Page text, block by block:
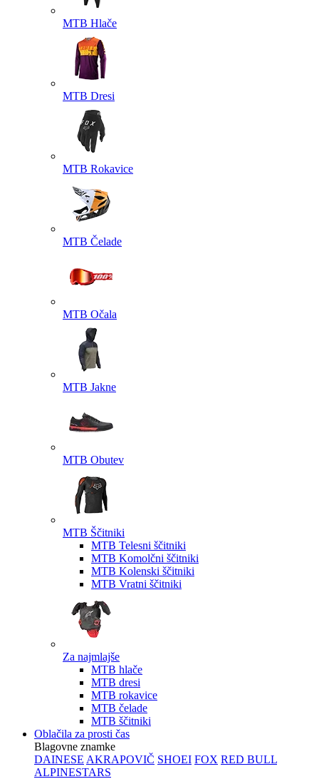
MTB Hlače
MTB Dresi
MTB Rokavice
MTB Čelade
MTB Očala
MTB Jakne
MTB Obutev
MTB Ščitniki
MTB Telesni ščitniki
MTB Komolčni ščitniki
MTB Kolenski ščitniki
MTB Vratni ščitniki
Za najmlajše
MTB hlače
MTB dresi
MTB rokavice
MTB čelade
MTB ščitniki
Oblačila za prosti čas
Blagovne znamke
DAINESE AKRAPOVIČ SHOEI FOX RED BULL
ALPINESTARS